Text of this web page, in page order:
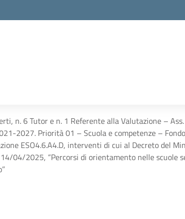
n. 6 Tutor e n. 1 Referente alla Valutazione –
2027. Priorità 01 – Scuola e competenze –
ESO4.6.A4.D, interventi di cui al Decreto del
04/2025, “Percorsi di orientamento nelle scuole